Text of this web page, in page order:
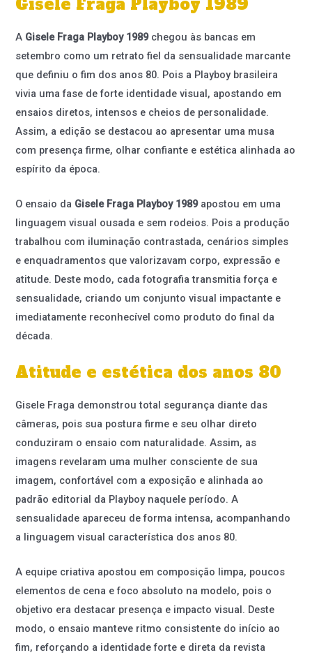
Gisele Fraga Playboy 1989
A Gisele Fraga Playboy 1989chegou às bancas em
setembro como um retrato fiel da sensualidade marcante
que definiu o fim dos anos 80. Pois a Playboy brasileira
vivia uma fase de forte identidade visual, apostando em
ensaios diretos, intensos e cheios de personalidade.
Assim, a edição se destacou ao apresentar uma musa
com presença firme, olhar confiante e estética alinhada ao
espírito da época.
O ensaio da Gisele Fraga Playboy 1989apostou em uma
linguagem visual ousada e sem rodeios. Pois a produção
trabalhou com iluminação contrastada, cenários simples
e enquadramentos que valorizavam corpo, expressão e
atitude. Deste modo, cada fotografia transmitia força e
sensualidade, criando um conjunto visual impactante e
imediatamente reconhecível como produto do final da
década.
Atitude e estética dos anos 80
Gisele Fraga demonstrou total segurança diante das
câmeras, pois sua postura firme e seu olhar direto
conduziram o ensaio com naturalidade. Assim, as
imagens revelaram uma mulher consciente de sua
imagem, confortável com a exposição e alinhada ao
padrão editorial da Playboy naquele período. A
sensualidade apareceu de forma intensa, acompanhando
a linguagem visual característica dos anos 80.
A equipe criativa apostou em composição limpa, poucos
elementos de cena e foco absoluto na modelo, pois o
objetivo era destacar presença e impacto visual. Deste
modo, o ensaio manteve ritmo consistente do início ao
fim, reforçando a identidade forte e direta da revista